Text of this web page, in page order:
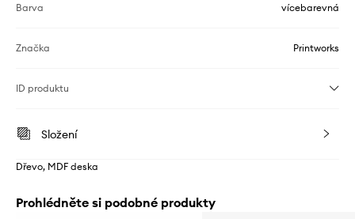
Barva vícebarevná
Značka Printworks
ID produktu
Složení
Dřevo, MDF deska
Prohlédněte si podobné produkty